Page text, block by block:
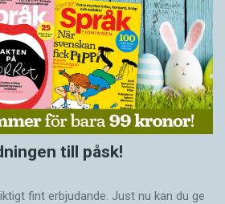
till påsk!
fint erbjudande. Just nu kan du ge